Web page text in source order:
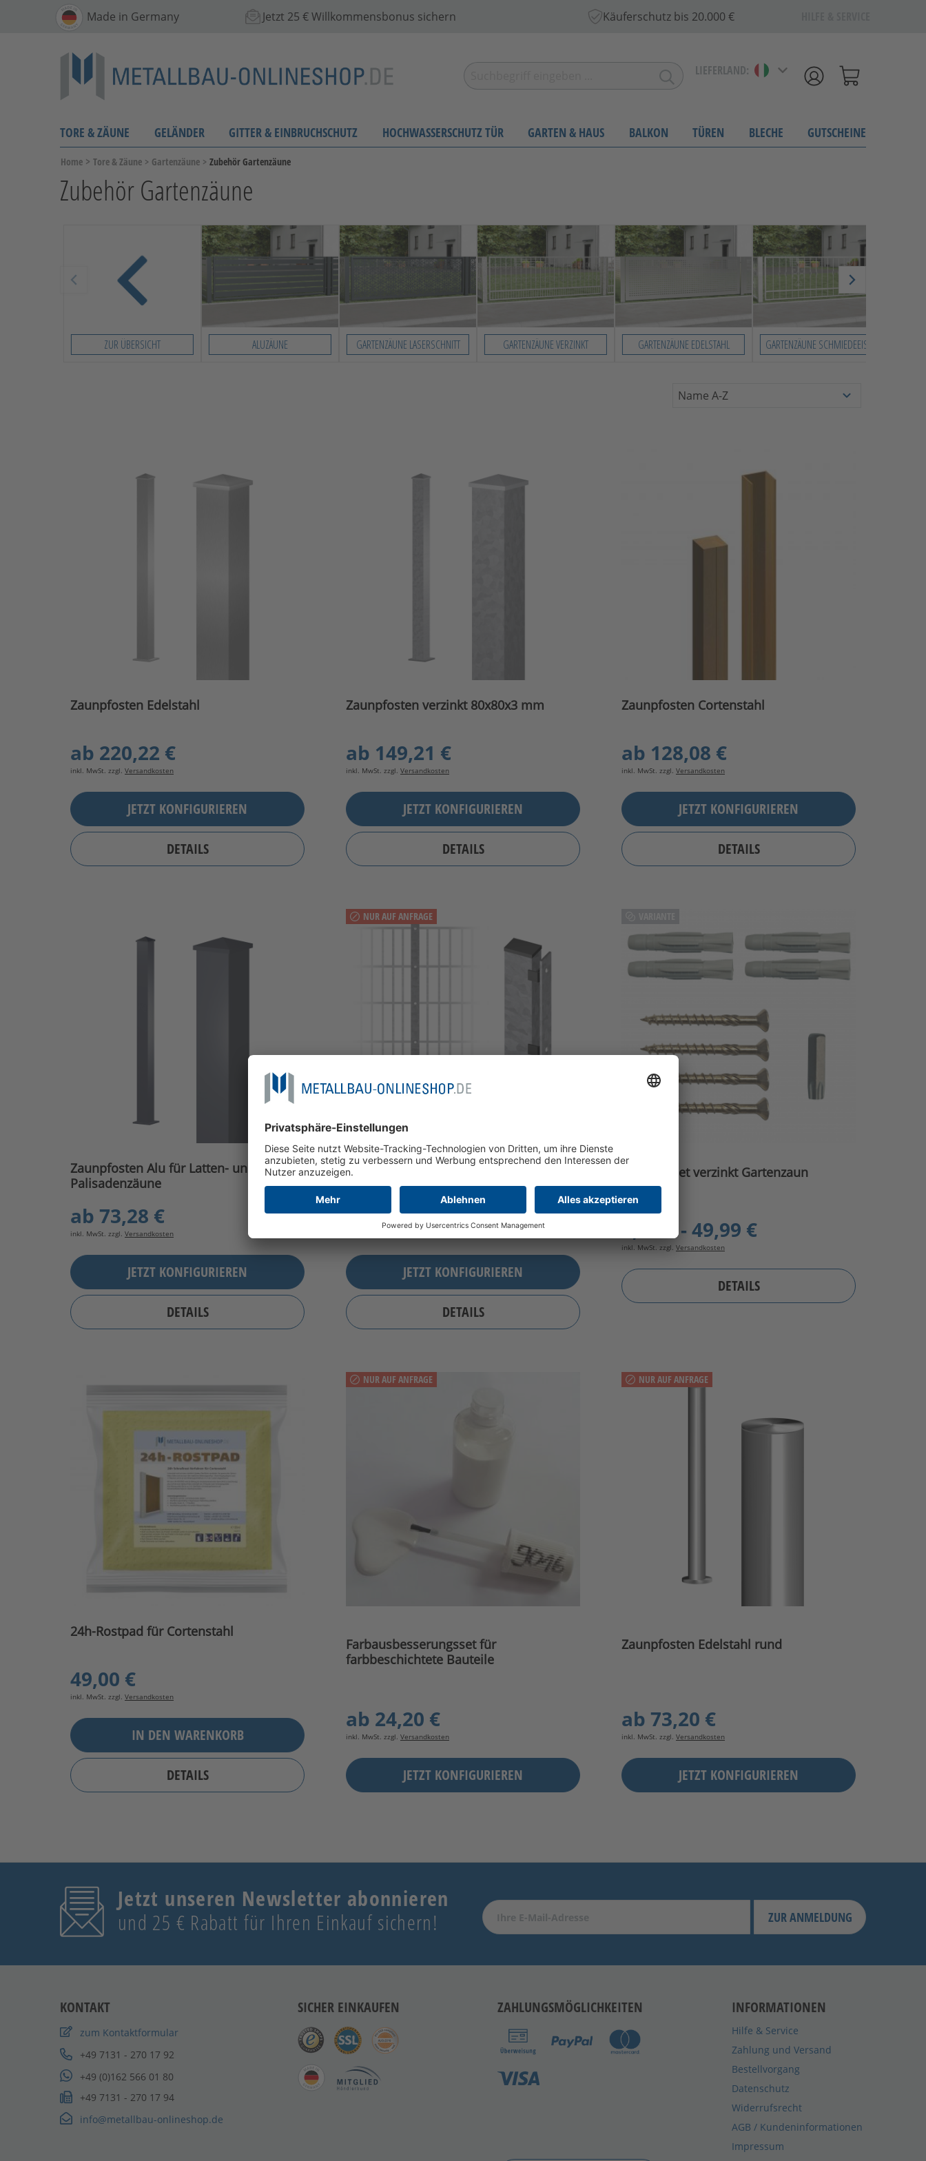
Made in Germany Jetzt 25 € Willkommensbonus sichern Käuferschutz bis 20.000 €
LIEFERLAND:
TORE & ZÄUNE GELÄNDER GITTER & EINBRUCHSCHUTZ HOCHWASSERSCHUTZ TÜR GARTEN & HAUS BALKON TÜREN BLECHE GUTSCHEINE
Home > Tore & Zäune > Gartenzäune > Zubehör Gartenzäune
Zubehör Gartenzäune
ZUR ÜBERSICHT ALUZÄUNE GARTENZÄUNE LASERSCHNITT GARTENZÄUNE VERZINKT GARTENZÄUNE EDELSTAHL GARTENZÄUNE SCHMIEDEEISEN
Zaunpfosten Edelstahl
ab 220,22 €
inkl. MwSt. zzgl. Versandkosten
JETZT KONFIGURIEREN
DETAILS
Zaunpfosten verzinkt 80x80x3 mm
ab 149,21 €
inkl. MwSt. zzgl. Versandkosten
JETZT KONFIGURIEREN
DETAILS
Zaunpfosten Cortenstahl
ab 128,08 €
inkl. MwSt. zzgl. Versandkosten
JETZT KONFIGURIEREN
DETAILS
Zaunpfosten Alu für Latten- und
Palisadenzäune
ab 73,28 €
inkl. MwSt. zzgl. Versandkosten
JETZT KONFIGURIEREN
DETAILS
NUR AUF ANFRAGE
Stabgitterzaunpfosten verzinkt 60x40x2
mm
ab56,11 €
JETZT KONFIGURIEREN
DETAILS
Montageset verzinkt Gartenzaun
9,99 € - 49,99 €
inkl. MwSt. zzgl. Versandkosten
DETAILS
24h-Rostpad für Cortenstahl
49,00 €
inkl. MwSt. zzgl. Versandkosten
IN DEN WARENKORB
DETAILS
NUR AUF ANFRAGE
Farbausbesserungsset für
farbbeschichtete Bauteile
ab 24,20 €
inkl. MwSt. zzgl. Versandkosten
JETZT KONFIGURIEREN
NUR AUF ANFRAGE
Zaunpfosten Edelstahl rund
ab 73,20 €
inkl. MwSt. zzgl. Versandkosten
JETZT KONFIGURIEREN
Jetzt unseren Newsletter abonnieren
und 25 € Rabatt für Ihren Einkauf sichern!
ZUR ANMELDUNG
KONTAKT
zum Kontaktformular
+49 7131 - 270 17 92
+49 (0)162 566 01 80
+49 7131 - 270 17 94
info@metallbau-onlineshop.de
SICHER EINKAUFEN ZAHLUNGSMÖGLICHKEITEN INFORMATIONEN
Hilfe & Service
Zahlung und Versand
Bestellvorgang
Datenschutz
Widerrufsrecht
AGB / Kundeninformationen
Impressum